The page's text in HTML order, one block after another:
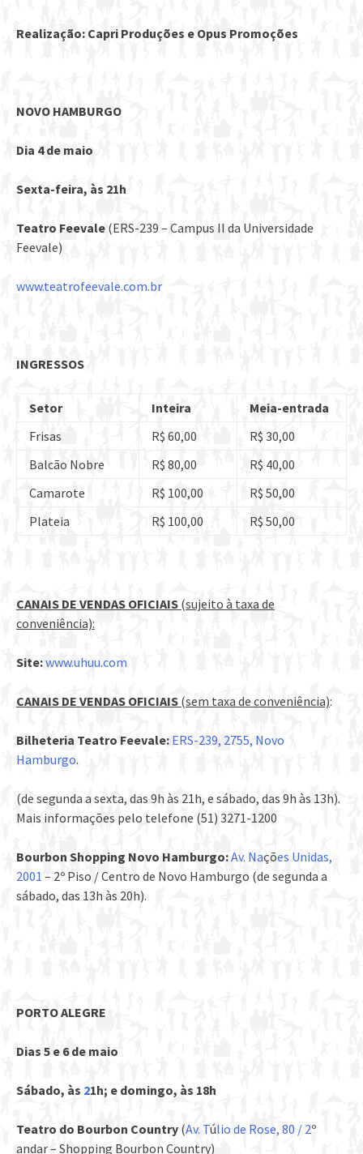
Realização: Capri Produções e Opus Promoções
NOVO HAMBURGO
Dia 4 de maio
Sexta-feira, às 21h
Teatro Feevale (ERS-239 – Campus II da Universidade
Feevale)
www.teatrofeevale.com.br
INGRESSOS
Setor Inteira
Meia-entrada
Frisas
R$ 60,00
R$ 30,00
Balcão Nobre
R$ 80,00
R$ 40,00
Camarote
R$ 100,00
R$ 50,00
Plateia
R$ 100,00 R$ 50,00
CANAIS DE VENDAS OFICIAIS (sujeito à taxa de
conveniência):
Site:www.uhuu.com
CANAIS DE VENDAS OFICIAIS (sem taxa de conveniência):
Bilheteria Teatro Feevale: ERS-239, 2755, Novo
Hamburgo.
(de segunda a sexta, das 9h às 21h, e sábado, das 9h às 13h).
Mais informações pelo telefone (51) 3271-1200
Bourbon Shopping Novo Hamburgo:Av. Nações Unidas,
2001 – 2º Piso / Centro de Novo Hamburgo (de segunda a
sábado, das 13h às 20h).
PORTO ALEGRE
Dias 5 e 6 de maio
Sábado, às 21h; e domingo, às 18h
Teatro do Bourbon Country (Av. Túlio de Rose, 80 / 2º
andar – Shopping Bourbon Country)